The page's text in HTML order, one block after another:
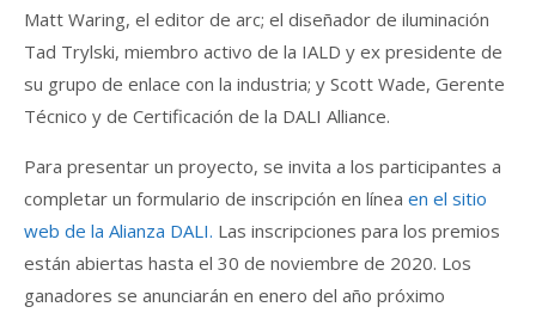
Matt Waring, el editor de arc; el diseñador de iluminación
Tad Trylski, miembro activo de la IALD y ex presidente de
su grupo de enlace con la industria; y Scott Wade, Gerente
Técnico y de Certificación de la DALI Alliance.
Para presentar un proyecto, se invita a los participantes a
completar un formulario de inscripción en línea en el sitio
web de la Alianza DALI. Las inscripciones para los premios
están abiertas hasta el 30 de noviembre de 2020. Los
ganadores se anunciarán en enero del año próximo